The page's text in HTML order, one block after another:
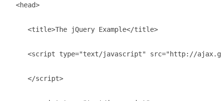
<head>
<title>The jQuery Example</title>
<script type="text/javascript" src="http://
</script>